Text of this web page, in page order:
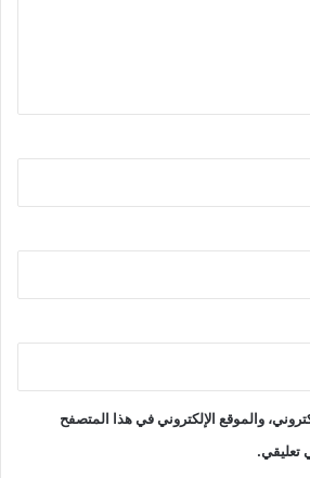
والموقع الإلكتروني في هذا المتصفح
تعليقي.